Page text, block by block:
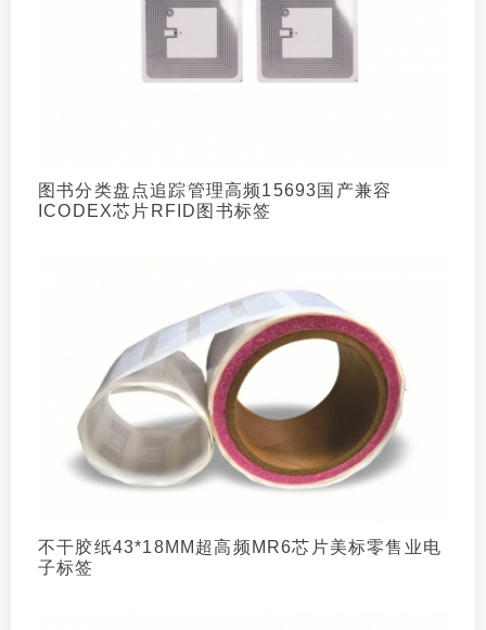
图书分类盘点追踪管理高频15693国产兼容
ICODEX芯片RFID图书标签
不干胶纸43*18MM超高频MR6芯片美标零售业电
子标签